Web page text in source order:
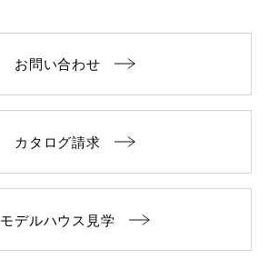
お問い合わせ
カタログ請求
モデルハウス見学